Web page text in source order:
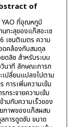
of
YAO ที่อุณหภูมิ
ทะลุของแก๊สอะเซ
เซนติเมตร ความ
ดคล้องกับสมดุล
ดลิช สำหรับระบบ
นาที ลักษณะการก
เปลี่ยนแปลงไปตาม
การเพิ่มความเข้ม
ระจายความเข้ม
มกับความเร็วของ
ภาพของแก๊สผสม
การดูดซับ ขนาด